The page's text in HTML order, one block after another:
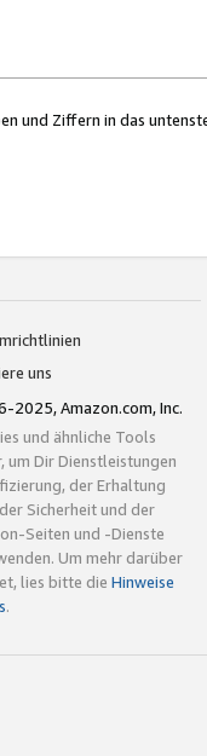
und Ziffern in das
uns
2025, Amazon.com, Inc.
und ähnliche Tools
um Dir Dienstleistungen
der Erhaltung
Sicherheit und der
Seiten und -Dienste
Um mehr darüber
lies bitte die Hinweise
.